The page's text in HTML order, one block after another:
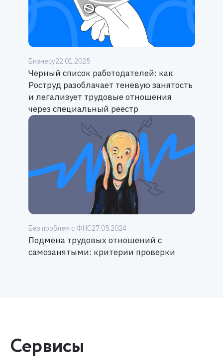
Бизнесу22.01.2025
Черный список работодателей: как
Роструд разоблачает теневую занятость
и легализует трудовые отношения
через специальный реестр
Без проблем с ФНС27.05.2024
Подмена трудовых отношений с
самозанятыми: критерии проверки
Сервисы